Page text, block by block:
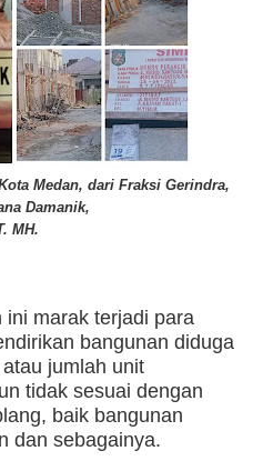
Medan, dari Fraksi Gerindra,
Damanik,
MH.
marak terjadi para
bangunan diduga
jumlah unit
tidak sesuai dengan
baik bangunan
dan sebagainya.